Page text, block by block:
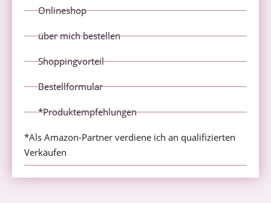
Onlineshop
über mich bestellen
Shoppingvorteil
Bestellformular
*Produktempfehlungen
*Als Amazon-Partner verdiene ich an qualifizierten
Verkäufen